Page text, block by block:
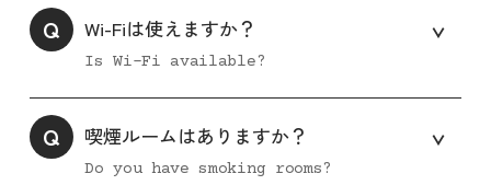
Q Wi-Fiは使えますか？
Is Wi-Fi available?
Q 喫煙ルームはありますか？
Do you have smoking rooms?